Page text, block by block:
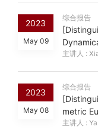
2023
May 09
综合报告
主讲人 :
2023
May 08
综合报告
metric
主讲人 :